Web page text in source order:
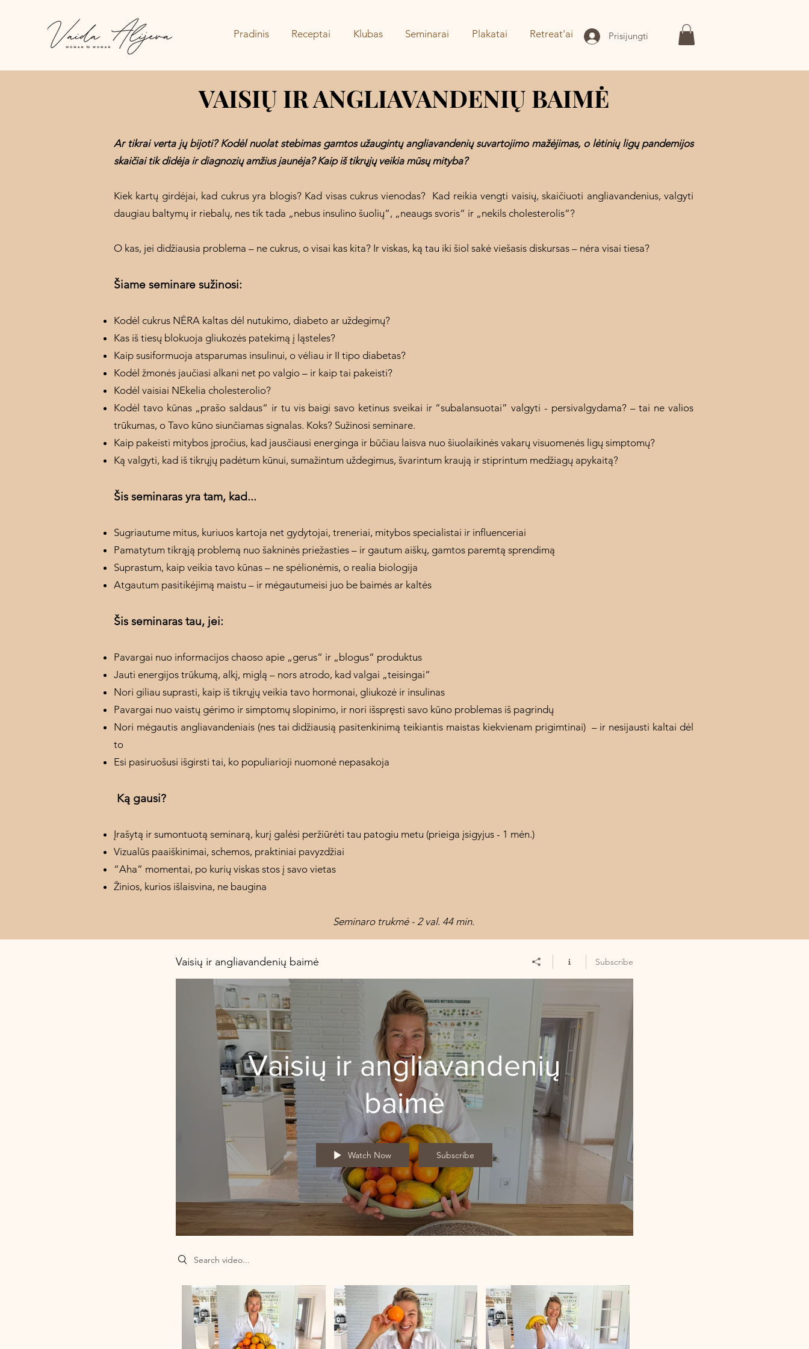
Pradinis Receptai Klubas Seminarai Plakatai Retreat'ai Prisijungti
VAISIŲ IR ANGLIAVANDENIŲ BAIMĖ
Ar tikrai verta jų bijoti? Kodėl nuolat stebimas gamtos užaugintų angliavandenių suvartojimo mažėjimas, o lėtinių ligų pandemijos
skaičiai tik didėja ir diagnozių amžius jaunėja? Kaip iš tikrųjų veikia mūsų mityba?
Kiek kartų girdėjai, kad cukrus yra blogis? Kad visas cukrus vienodas? Kad reikia vengti vaisių, skaičiuoti angliavandenius, valgyti
daugiau baltymų ir riebalų, nes tik tada „nebus insulino šuolių“, „neaugs svoris“ ir „nekils cholesterolis“?
O kas, jei didžiausia problema – ne cukrus, o visai kas kita? Ir viskas, ką tau iki šiol sakė viešasis diskursas – nėra visai tiesa?
Šiame seminare sužinosi:
Kodėl cukrus NĖRA kaltas dėl nutukimo, diabeto ar uždegimų?
Kas iš tiesų blokuoja gliukozės patekimą į ląsteles?
Kaip susiformuoja atsparumas insulinui, o vėliau ir II tipo diabetas?
Kodėl žmonės jaučiasi alkani net po valgio – ir kaip tai pakeisti?
Kodėl vaisiai NEkelia cholesterolio?
Kodėl tavo kūnas „prašo saldaus“ ir tu vis baigi savo ketinus sveikai ir “subalansuotai” valgyti - persivalgydama? – tai ne valios
trūkumas, o Tavo kūno siunčiamas signalas. Koks? Sužinosi seminare.
Kaip pakeisti mitybos įpročius, kad jausčiausi energinga ir būčiau laisva nuo šiuolaikinės vakarų visuomenės ligų simptomų?
Ką valgyti, kad iš tikrųjų padėtum kūnui, sumažintum uždegimus, švarintum kraują ir stiprintum medžiagų apykaitą?
Šis seminaras yra tam, kad...
Sugriautume mitus, kuriuos kartoja net gydytojai, treneriai, mitybos specialistai ir influenceriai
Pamatytum tikrąją problemą nuo šakninės priežasties – ir gautum aiškų, gamtos paremtą sprendimą
Suprastum, kaip veikia tavo kūnas – ne spėlionėmis, o realia biologija
Atgautum pasitikėjimą maistu – ir mėgautumeisi juo be baimės ar kaltės
Šis seminaras tau, jei:
Pavargai nuo informacijos chaoso apie „gerus“ ir „blogus“ produktus
Jauti energijos trūkumą, alkį, miglą – nors atrodo, kad valgai „teisingai“
Nori giliau suprasti, kaip iš tikrųjų veikia tavo hormonai, gliukozė ir insulinas
Pavargai nuo vaistų gėrimo ir simptomų slopinimo, ir nori išspręsti savo kūno problemas iš pagrindų
Nori mėgautis angliavandeniais (nes tai didžiausią pasitenkinimą teikiantis maistas kiekvienam prigimtinai) – ir nesijausti kaltai dėl
to
Esi pasiruošusi išgirsti tai, ko populiarioji nuomonė nepasakoja
Ką gausi?
Įrašytą ir sumontuotą seminarą, kurį galėsi peržiūrėti tau patogiu metu (prieiga įsigyjus - 1 mėn.)
Vizualūs paaiškinimai, schemos, praktiniai pavyzdžiai
“Aha” momentai, po kurių viskas stos į savo vietas
Žinios, kurios išlaisvina, ne baugina
Seminaro trukmė - 2 val. 44 min.
Vaisių ir angliavandenių baimė Subscribe
Vaisių ir angliavandenių
baimė
Watch Now Subscribe
Search videos